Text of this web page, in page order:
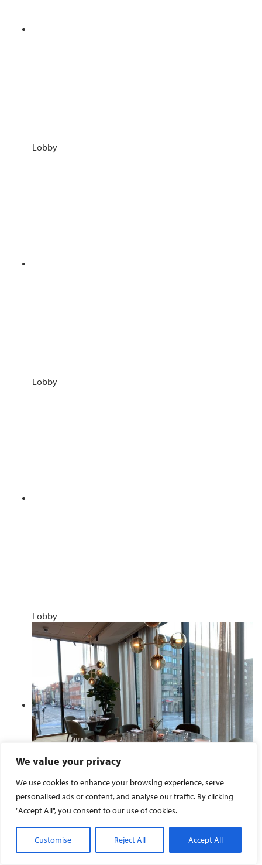
We value your privacy
We use cookies to enhance your browsing experience, serve
personalised ads or content, and analyse our traffic. By clicking
"Accept All", you consent to our use of cookies.
Customise Reject All Accept All
Opholdet sluttede kort efter morgenmaden, da dagens
program pressede på. Vi manglede at kigge på for eksempel
fitness rum. Dette må vi kigge på ved næste besøg, da vi skal
prøve deres spanske tapas restaurant Tablafina af ved en
Flere billeder fra hotellet